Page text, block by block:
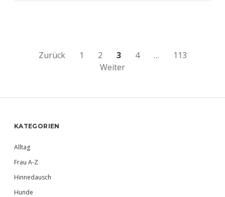
Beitragsnavigation
Zurück 1 2 3 4 …
113
Weiter
Sidebar
KATEGORIEN
Alltag
Frau A-Z
Hinnedausch
Hunde